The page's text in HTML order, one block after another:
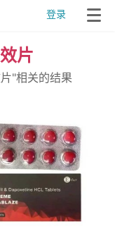
登录
片
"相关的结果